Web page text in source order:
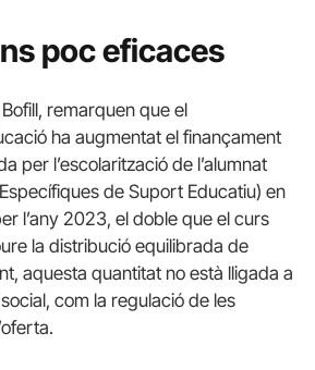
poc eficaces
remarquen que el
ha augmentat el finançament
per l’escolarització de l’alumnat
de Suport Educatiu) en
l’any 2023, el doble que el curs
la distribució equilibrada de
aquesta quantitat no està lligada a
com la regulació de les